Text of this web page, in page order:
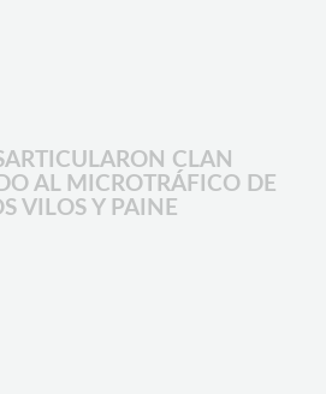
CLAN
AL MICROTRÁFICO DE
VILOS Y PAINE